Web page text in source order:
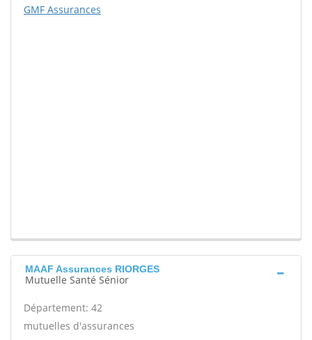
GMF Assurances
MAAF Assurances RIORGES
Mutuelle Santé Sénior
Département: 42
mutuelles d'assurances